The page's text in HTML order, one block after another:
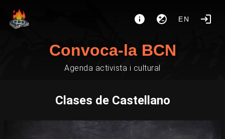
EN
Convoca-la BCN
Agenda activista i cultural
Clases de Castellano